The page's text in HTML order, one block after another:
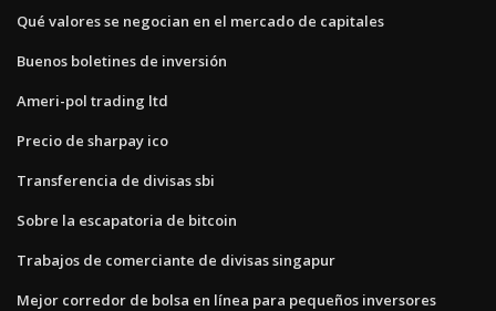
Qué valores se negocian en el mercado de capitales
Buenos boletines de inversión
Ameri-pol trading ltd
Precio de sharpay ico
Transferencia de divisas sbi
Sobre la escapatoria de bitcoin
Trabajos de comerciante de divisas singapur
Mejor corredor de bolsa en línea para pequeños inversores